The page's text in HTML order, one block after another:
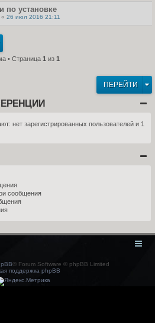
по установке
« 26 июл 2016 21:11
• Страница 1 из 1
ПЕРЕЙТИ
нет зарегистрированных пользователей и 1
сообщения
® Forum Software © phpBB Limited
поддержка phpBB